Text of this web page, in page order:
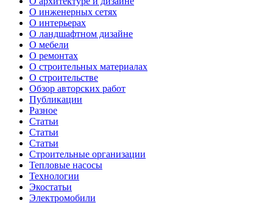
О инженерных сетях
О интерьерах
О ландшафтном дизайне
О мебели
О ремонтах
О строительных материалах
О строительстве
Обзор авторских работ
Публикации
Разное
Статьи
Статьи
Статьи
Строительные организации
Тепловые насосы
Технологии
Экостатьи
Электромобили